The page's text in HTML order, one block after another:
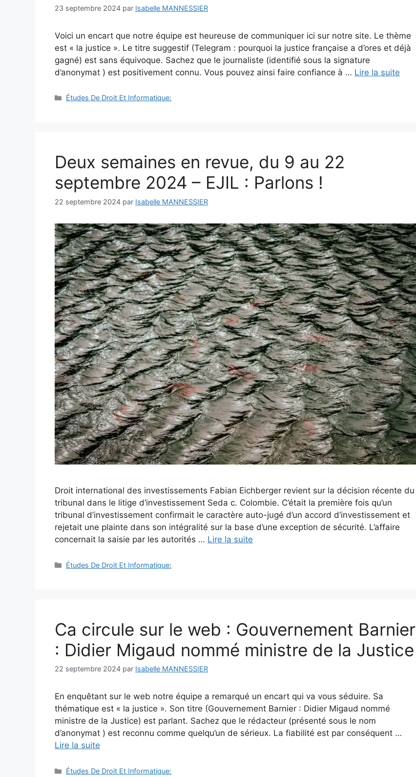
23 septembre 2024 par Isabelle MANNESSIER
Voici un encart que notre équipe est heureuse de communiquer ici sur notre site. Le thème
est « la justice ». Le titre suggestif (Telegram : pourquoi la justice française a d’ores et déjà
gagné) est sans équivoque. Sachez que le journaliste (identifié sous la signature
d’anonymat ) est positivement connu. Vous pouvez ainsi faire confiance à … Lire la suite
Catégories
Études De Droit Et Informatique:
Deux semaines en revue, du 9 au 22
septembre 2024 – EJIL : Parlons !
22 septembre 2024 par Isabelle MANNESSIER
Droit international des investissements Fabian Eichberger revient sur la décision récente du
tribunal dans le litige d’investissement Seda c. Colombie. C’était la première fois qu’un
tribunal d’investissement confirmait le caractère auto-jugé d’un accord d’investissement et
rejetait une plainte dans son intégralité sur la base d’une exception de sécurité. L’affaire
concernait la saisie par les autorités … Lire la suite
Catégories
Études De Droit Et Informatique:
Ca circule sur le web : Gouvernement Barnier
: Didier Migaud nommé ministre de la Justice
22 septembre 2024 par Isabelle MANNESSIER
En enquêtant sur le web notre équipe a remarqué un encart qui va vous séduire. Sa
thématique est « la justice ». Son titre (Gouvernement Barnier : Didier Migaud nommé
ministre de la Justice) est parlant. Sachez que le rédacteur (présenté sous le nom
d’anonymat ) est reconnu comme quelqu’un de sérieux. La fiabilité est par conséquent …
Lire la suite
Catégories
Études De Droit Et Informatique: